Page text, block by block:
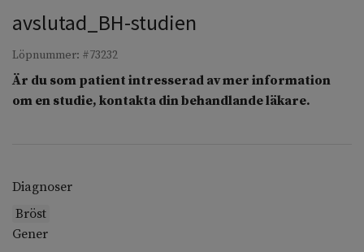
avslutad_BH-studien
Löpnummer: #73232
Är du som patient intresserad av mer information
om en studie, kontakta din behandlande läkare.
Diagnoser
Bröst
Gener